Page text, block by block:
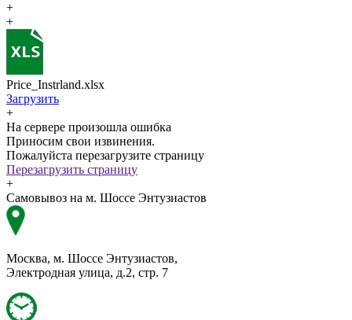
+
+
Price_Instrland.xlsx
Загрузить
+
На сервере произошла ошибка
Приносим свои извинения.
Пожалуйста перезагрузите страницу
Перезагрузить страницу
+
Самовывоз на м. Шоссе Энтузиастов
Москва, м. Шоссе Энтузиастов,
Электродная улица, д.2, стр. 7